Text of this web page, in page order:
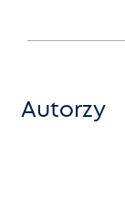
Autorzy